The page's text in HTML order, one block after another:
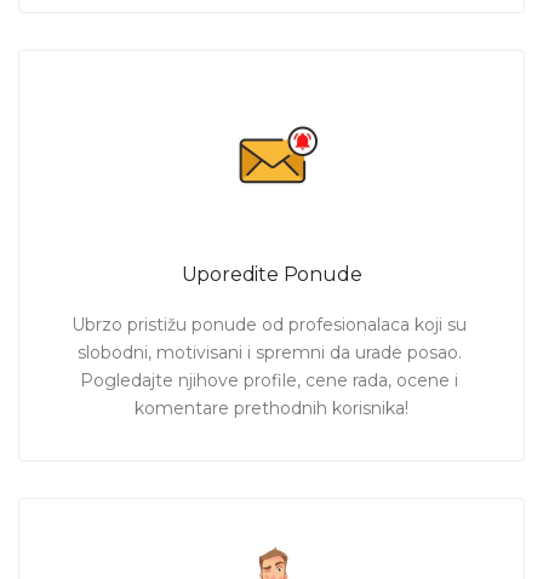
Uporedite Ponude
Ubrzo pristižu ponude od profesionalaca koji su
slobodni, motivisani i spremni da urade posao.
Pogledajte njihove profile, cene rada, ocene i
komentare prethodnih korisnika!